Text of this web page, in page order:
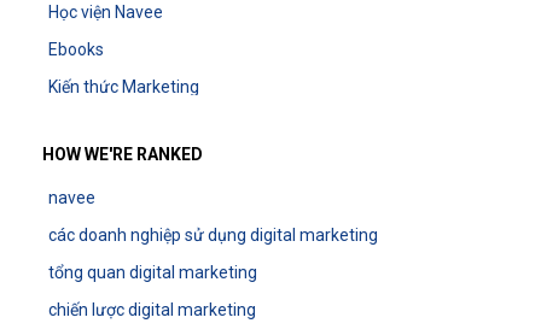
Học viện Navee
Ebooks
Kiến thức Marketing
HOW WE'RE RANKED
navee
các doanh nghiệp sử dụng digital marketing
tổng quan digital marketing
chiến lược digital marketing